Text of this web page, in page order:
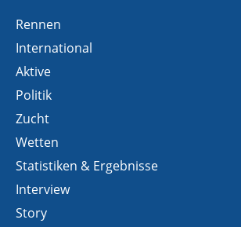
Rennen
International
Aktive
Politik
Zucht
Wetten
Statistiken & Ergebnisse
Interview
Story